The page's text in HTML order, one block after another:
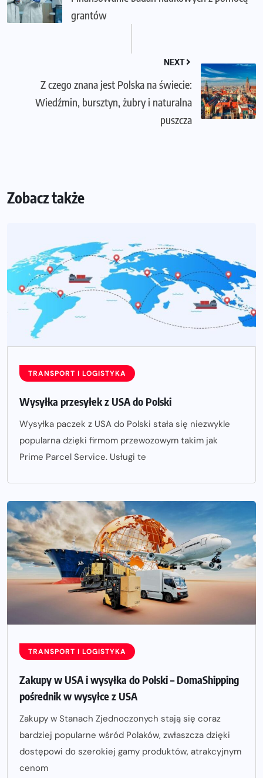
grantów
NEXT
Z czego znana jest Polska na świecie:
Wiedźmin, bursztyn, żubry i naturalna
puszcza
Zobacz także
TRANSPORT I LOGISTYKA
Wysyłka przesyłek z USA do Polski
Wysyłka paczek z USA do Polski stała się niezwykle
popularna dzięki firmom przewozowym takim jak
Prime Parcel Service. Usługi te
TRANSPORT I LOGISTYKA
Zakupy w USA i wysyłka do Polski – DomaShipping
pośrednik w wysyłce z USA
Zakupy w Stanach Zjednoczonych stają się coraz
bardziej popularne wśród Polaków, zwłaszcza dzięki
dostępowi do szerokiej gamy produktów, atrakcyjnym
cenom